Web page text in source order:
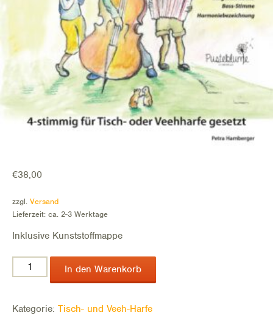
€38,00
zzgl. Versand
Lieferzeit: ca. 2-3 Werktage
Inklusive Kunststoffmappe
wolln
-
In den Warenkorb
Kategorie: Tisch- und Veeh-Harfe